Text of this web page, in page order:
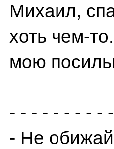
Михаил,
хоть чем-
мою
- - - - - - - - -
- Не